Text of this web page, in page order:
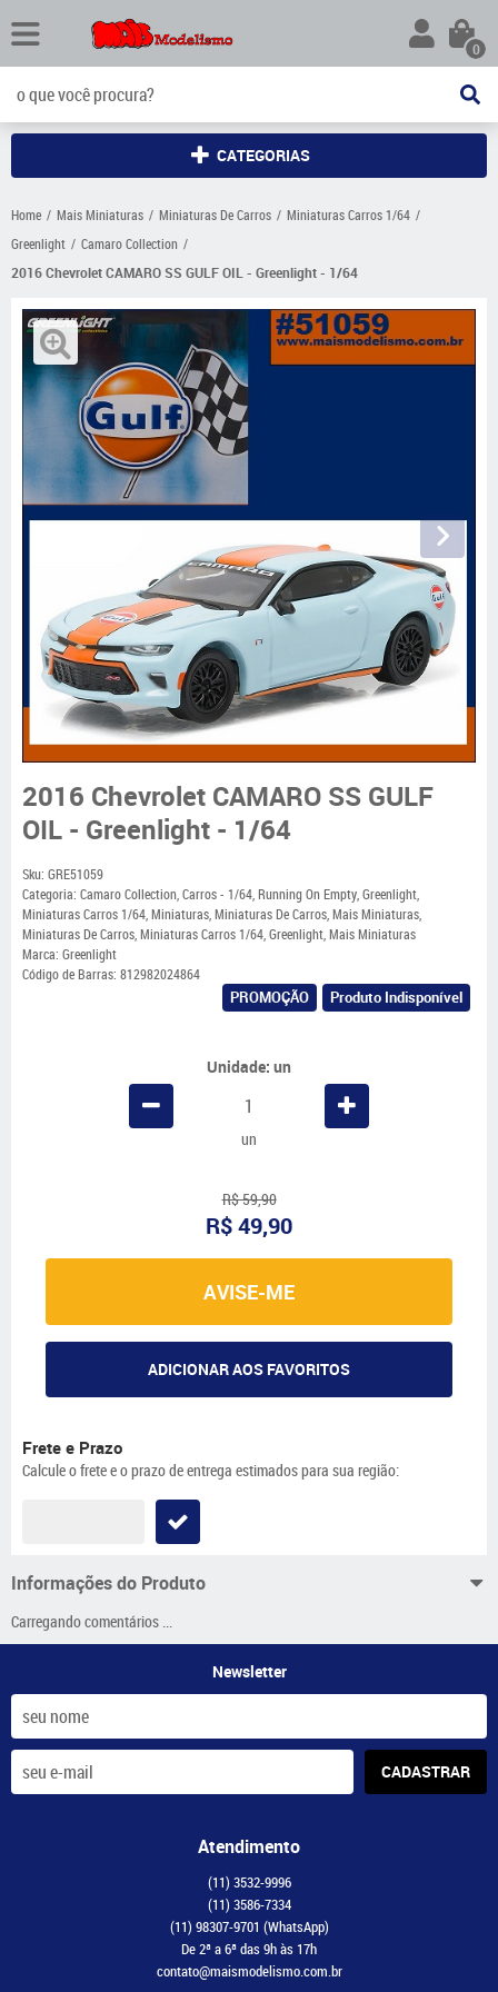
0
CATEGORIAS
Home Mais Miniaturas Miniaturas De Carros
Miniaturas Carros 1/64
Greenlight
Camaro Collection
2016 Chevrolet CAMARO SS GULF OIL - Greenlight - 1/64
2016 Chevrolet CAMARO SS GULF
OIL - Greenlight - 1/64
Sku: GRE51059
Categoria: Camaro Collection,Carros - 1/64,Running On Empty,Greenlight,
Miniaturas Carros 1/64,Miniaturas,Miniaturas De Carros,Mais Miniaturas,
Miniaturas De Carros,Miniaturas Carros 1/64,Greenlight,Mais Miniaturas
Marca: Greenlight
Código de Barras: 812982024864
PROMOÇÃO Produto Indisponível
Unidade: un
un
R$ 59,90
R$ 49,90
AVISE-ME
ADICIONAR AOS FAVORITOS
Frete e Prazo
Calcule o frete e o prazo de entrega estimados para sua região:
Informações do Produto
Carregando comentários ...
Newsletter
CADASTRAR
Atendimento
(11) 3532-9996
(11) 3586-7334
(11) 98307-9701 (WhatsApp)
De 2ª a 6ª das 9h às 17h
contato@maismodelismo.com.br